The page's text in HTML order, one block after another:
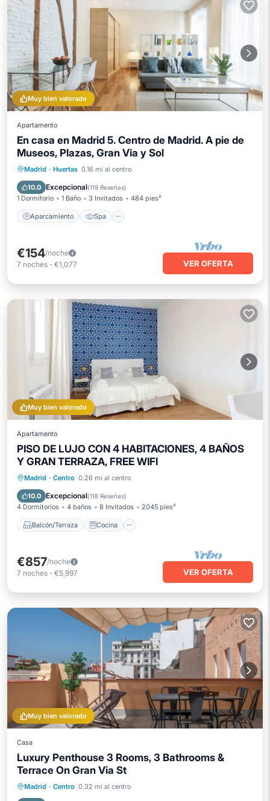
Muy bien valorado
Apartamento
En casa en Madrid 5. Centro de Madrid. A pie de
Museos, Plazas, Gran Via y Sol
Madrid · Huertas 0.16 mi al centro
10.0 Excepcional(119 Reseñas)
1 Dormitorio 1 Baño 3 Invitados 484 pies²
Aparcamiento Spa
Aparcamiento Spa
Aire acondicionado
€154/noche
7 noches - €1,077 VER OFERTA
Muy bien valorado
Apartamento
PISO DE LUJO CON 4 HABITACIONES, 4 BAÑOS
Y GRAN TERRAZA, FREE WIFI
Madrid · Centro 0.26 mi al centro
10.0 Excepcional(118 Reseñas)
4 Dormitorios 4 baños 8 Invitados 2045 pies²
Balcón/Terraza Cocina
Balcón/Terraza
Aire acondicionado
€857/noche
7 noches - €5,997 VER OFERTA
Muy bien valorado
Casa
Luxury Penthouse 3 Rooms, 3 Bathrooms &
Terrace On Gran Via St
Madrid · Centro 0.32 mi al centro
Balcón/Terraza